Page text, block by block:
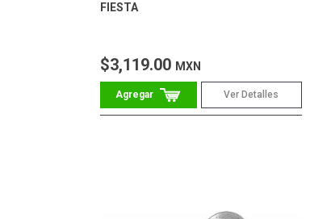
FIESTA
$3,119.00 MXN
Ver Detalles